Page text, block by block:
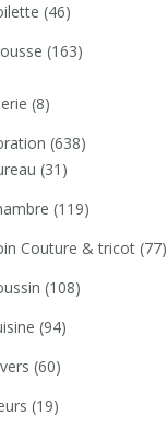
(46)
(163)
(8)
(638)
(31)
(119)
Couture & tricot (77)
(108)
(94)
(60)
(19)